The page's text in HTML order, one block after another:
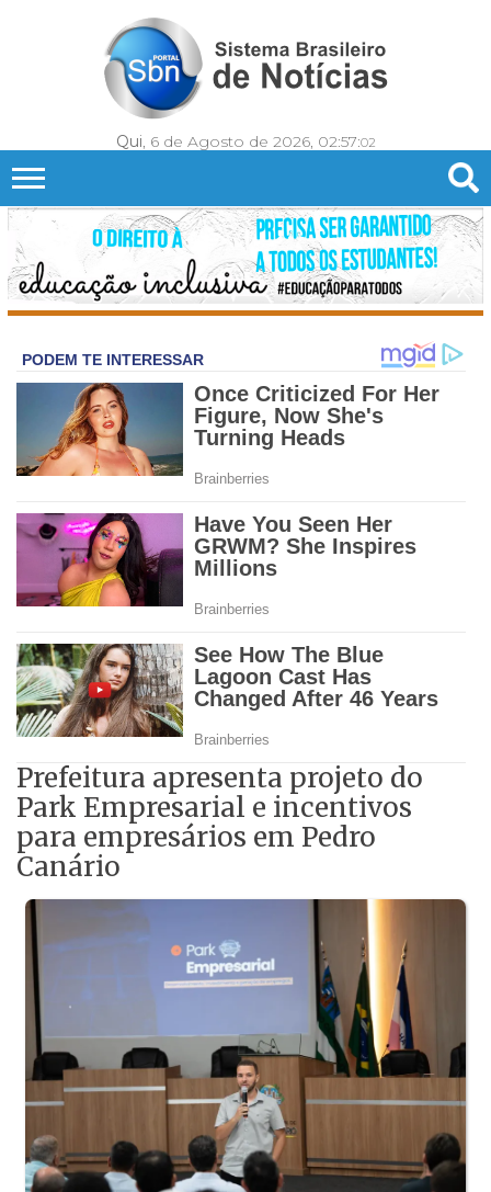
Qui, 6 de Agosto de 2026, 02:57:03
Prefeitura apresenta projeto do
Park Empresarial e incentivos
para empresários em Pedro
Canário